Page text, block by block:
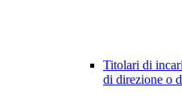
Titolari di
di direzione o